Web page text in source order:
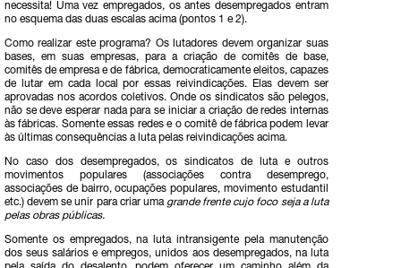
necessita! Uma vez empregados, os antes desempregados entram
no esquema das duas escalas acima (pontos 1 e 2).
Como realizar este programa? Os lutadores devem organizar suas
bases, em suas empresas, para a criação de comitês de base,
comitês de empresa e de fábrica, democraticamente eleitos, capazes
de lutar em cada local por essas reivindicações. Elas devem ser
aprovadas nos acordos coletivos. Onde os sindicatos são pelegos,
não se deve esperar nada para se iniciar a criação de redes internas
às fábricas. Somente essas redes e o comitê de fábrica podem levar
às últimas consequências a luta pelas reivindicações acima.
No caso dos desempregados, os sindicatos de luta e outros
movimentos populares (associações contra desemprego,
associações de bairro, ocupações populares, movimento estudantil
etc.) devem se unir para criar uma grande frente cujo foco seja a luta
pelas obras públicas.
Somente os empregados, na luta intransigente pela manutenção
dos seus salários e empregos, unidos aos desempregados, na luta